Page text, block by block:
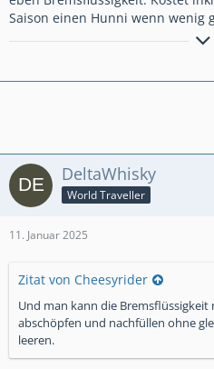
Saison einen Hunni wenn wenig
Wer ZEN beherrscht kennt keine
DeltaWhisky
World Traveller
11. Januar 2025
Zitat von Cheesyrider
Und man kann die Bremsflüssigkeit
abschöpfen und nachfüllen ohne
leeren.